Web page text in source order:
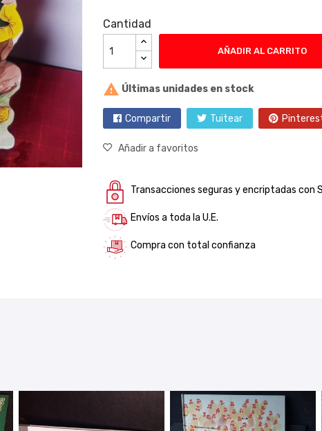
Cantidad
AÑADIR AL CARRITO
 Últimas unidades en stock
Compartir Tuitear
Añadir a favoritos
Transacciones seguras y encriptadas con
Envíos a toda la U.E.
Compra con total confianza